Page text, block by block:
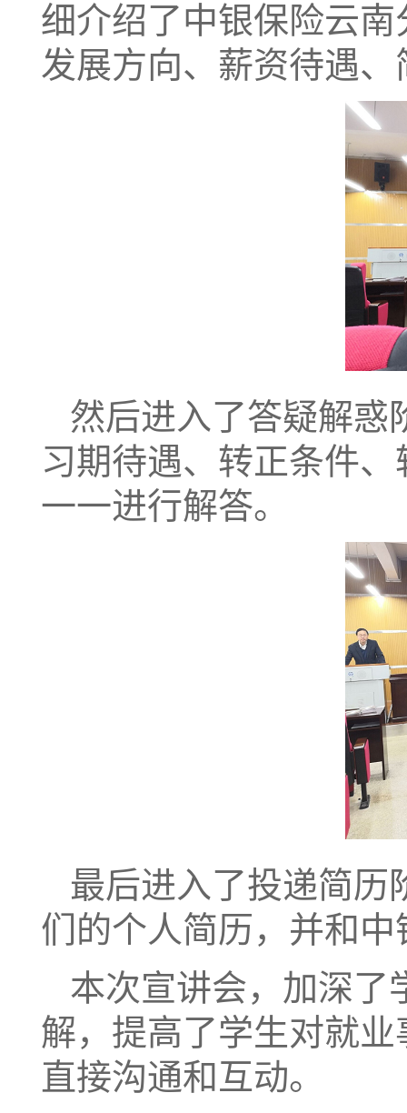
细介绍了中银保险云
发展方向、薪资待遇
然后进入了答疑解惑
习期待遇、转正条件
一一进行解答。
最后进入了投递简历
们的个人简历，并和
本次宣讲会，加深了
解，提高了学生对就
直接沟通和互动。